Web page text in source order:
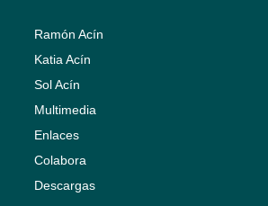
Ramón Acín
Katia Acín
Sol Acín
Multimedia
Enlaces
Colabora
Descargas